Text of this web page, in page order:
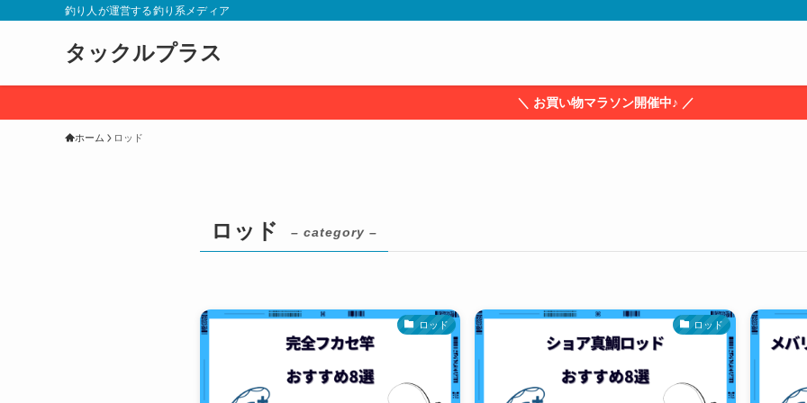
釣り人が運営する釣り系メディア
タックルプラス
＼ お買い物マラソン開催中♪ ／
ホーム ロッド
ロッド – category –
ロッド ロッド